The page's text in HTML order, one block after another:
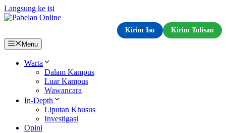
Langsung ke isi
Kirim Isu
Kirim Tulisan
Menu
Warta
Dalam Kampus
Luar Kampus
Wawancara
In-Depth
Liputan Khusus
Investigasi
Opini